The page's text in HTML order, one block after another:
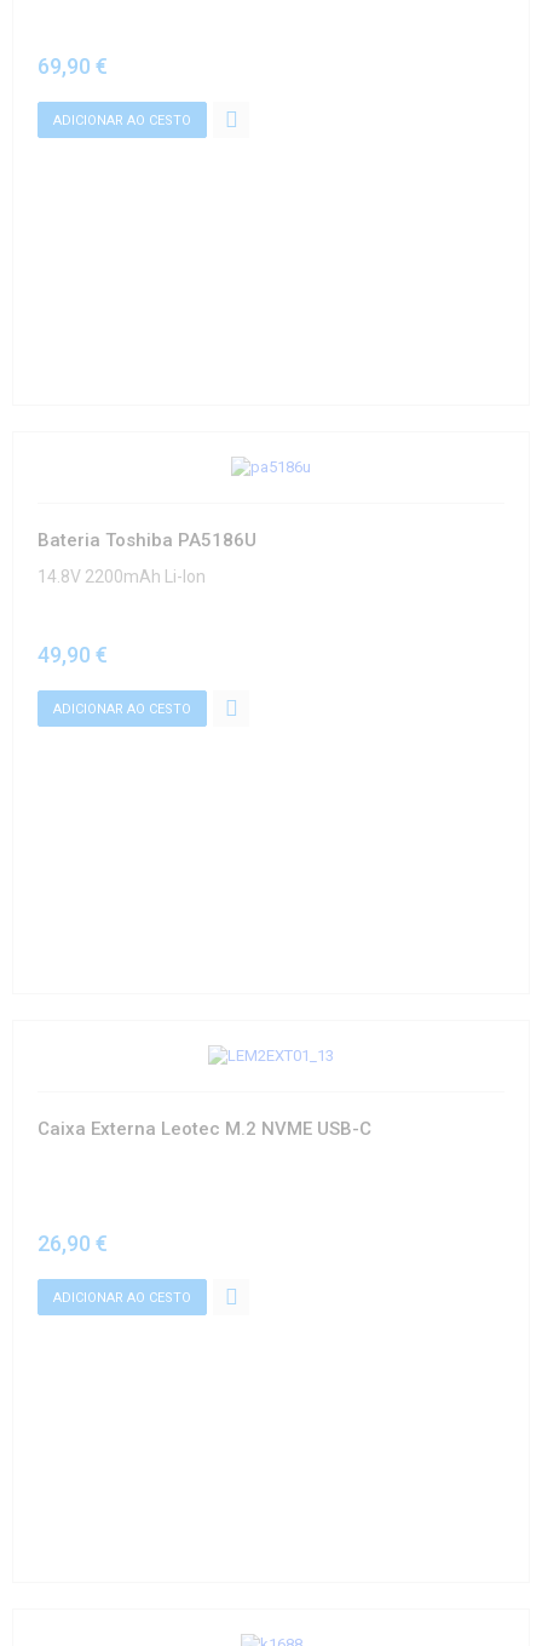
69,90 €
Bateria Toshiba PA5186U
14.8V 2200mAh Li-Ion
49,90 €
Caixa Externa Leotec M.2 NVME USB-C
26,90 €